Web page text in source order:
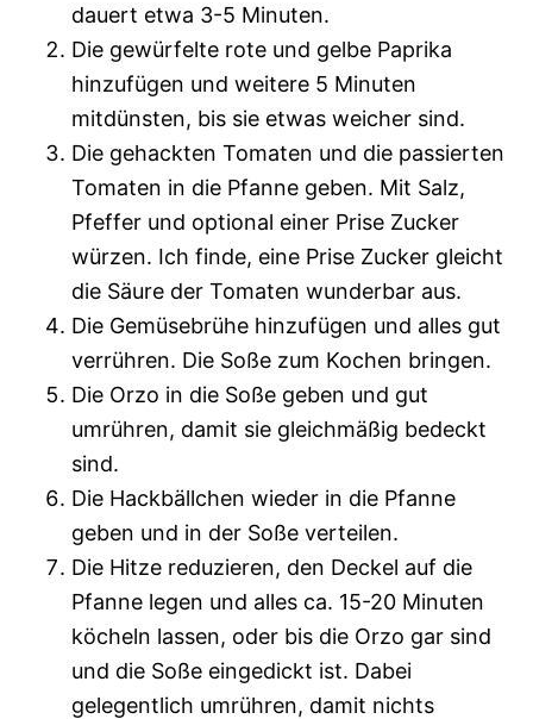
dauert etwa 3-5 Minuten.
Die gewürfelte rote und gelbe Paprika
hinzufügen und weitere 5 Minuten
mitdünsten, bis sie etwas weicher sind.
Die gehackten Tomaten und die passierten
Tomaten in die Pfanne geben. Mit Salz,
Pfeffer und optional einer Prise Zucker
würzen. Ich finde, eine Prise Zucker gleicht
die Säure der Tomaten wunderbar aus.
Die Gemüsebrühe hinzufügen und alles gut
verrühren. Die Soße zum Kochen bringen.
Die Orzo in die Soße geben und gut
umrühren, damit sie gleichmäßig bedeckt
sind.
Die Hackbällchen wieder in die Pfanne
geben und in der Soße verteilen.
Die Hitze reduzieren, den Deckel auf die
Pfanne legen und alles ca. 15-20 Minuten
köcheln lassen, oder bis die Orzo gar sind
und die Soße eingedickt ist. Dabei
gelegentlich umrühren, damit nichts